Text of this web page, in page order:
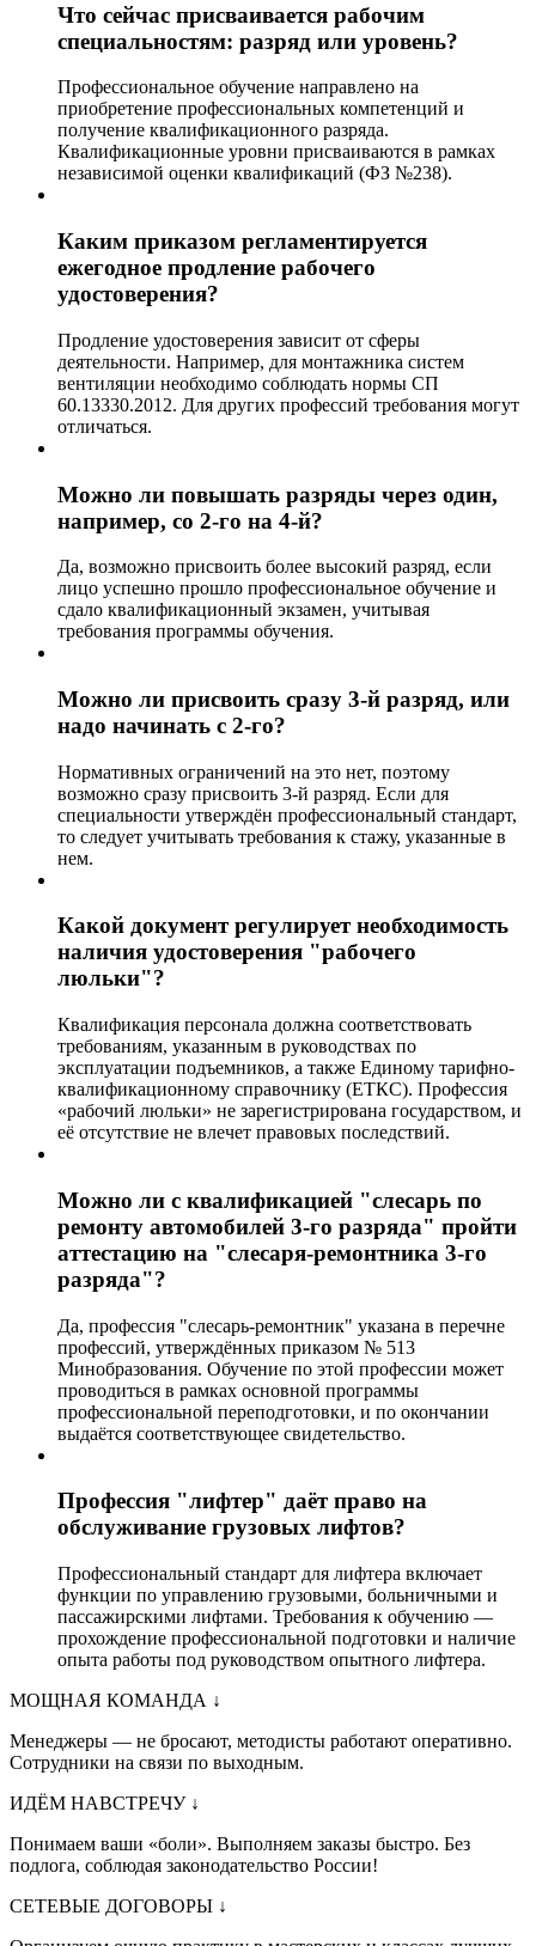
Что сейчас присваивается рабочим
специальностям: разряд или уровень?
Профессиональное обучение направлено на
приобретение профессиональных компетенций и
получение квалификационного разряда.
Квалификационные уровни присваиваются в рамках
независимой оценки квалификаций (ФЗ №238).
Каким приказом регламентируется
ежегодное продление рабочего
удостоверения?
Продление удостоверения зависит от сферы
деятельности. Например, для монтажника систем
вентиляции необходимо соблюдать нормы СП
60.13330.2012. Для других профессий требования могут
отличаться.
Можно ли повышать разряды через один,
например, со 2-го на 4-й?
Да, возможно присвоить более высокий разряд, если
лицо успешно прошло профессиональное обучение и
сдало квалификационный экзамен, учитывая
требования программы обучения.
Можно ли присвоить сразу 3-й разряд, или
надо начинать с 2-го?
Нормативных ограничений на это нет, поэтому
возможно сразу присвоить 3-й разряд. Если для
специальности утверждён профессиональный стандарт,
то следует учитывать требования к стажу, указанные в
нем.
Какой документ регулирует необходимость
наличия удостоверения "рабочего
люльки"?
Квалификация персонала должна соответствовать
требованиям, указанным в руководствах по
эксплуатации подъемников, а также Единому тарифно-
квалификационному справочнику (ЕТКС). Профессия
«рабочий люльки» не зарегистрирована государством, и
её отсутствие не влечет правовых последствий.
Можно ли с квалификацией "слесарь по
ремонту автомобилей 3-го разряда" пройти
аттестацию на "слесаря-ремонтника 3-го
разряда"?
Да, профессия "слесарь-ремонтник" указана в перечне
профессий, утверждённых приказом № 513
Минобразования. Обучение по этой профессии может
проводиться в рамках основной программы
профессиональной переподготовки, и по окончании
выдаётся соответствующее свидетельство.
Профессия "лифтер" даёт право на
обслуживание грузовых лифтов?
Профессиональный стандарт для лифтера включает
функции по управлению грузовыми, больничными и
пассажирскими лифтами. Требования к обучению —
прохождение профессиональной подготовки и наличие
опыта работы под руководством опытного лифтера.
МОЩНАЯ КОМАНДА ↓
Менеджеры — не бросают, методисты работают оперативно.
Сотрудники на связи по выходным.
ИДЁМ НАВСТРЕЧУ ↓
Понимаем ваши «боли». Выполняем заказы быстро. Без
подлога, соблюдая законодательство России!
СЕТЕВЫЕ ДОГОВОРЫ ↓